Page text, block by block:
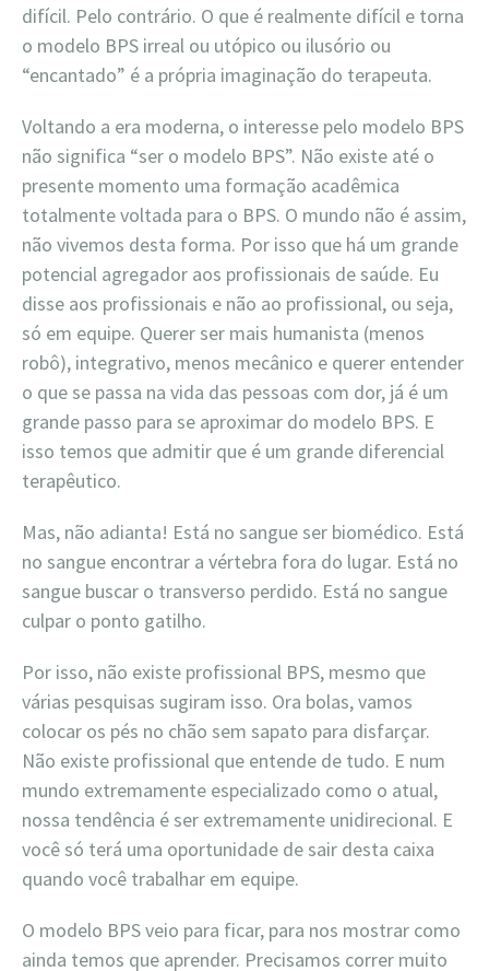
difícil. Pelo contrário. O que é realmente difícil e torna
o modelo BPS irreal ou utópico ou ilusório ou
“encantado” é a própria imaginação do terapeuta.
Voltando a era moderna, o interesse pelo modelo BPS
não significa “ser o modelo BPS”. Não existe até o
presente momento uma formação acadêmica
totalmente voltada para o BPS. O mundo não é assim,
não vivemos desta forma. Por isso que há um grande
potencial agregador aos profissionais de saúde. Eu
disse aos profissionais e não ao profissional, ou seja,
só em equipe. Querer ser mais humanista (menos
robô), integrativo, menos mecânico e querer entender
o que se passa na vida das pessoas com dor, já é um
grande passo para se aproximar do modelo BPS. E
isso temos que admitir que é um grande diferencial
terapêutico.
Mas, não adianta! Está no sangue ser biomédico. Está
no sangue encontrar a vértebra fora do lugar. Está no
sangue buscar o transverso perdido. Está no sangue
culpar o ponto gatilho.
Por isso, não existe profissional BPS, mesmo que
várias pesquisas sugiram isso. Ora bolas, vamos
colocar os pés no chão sem sapato para disfarçar.
Não existe profissional que entende de tudo. E num
mundo extremamente especializado como o atual,
nossa tendência é ser extremamente unidirecional. E
você só terá uma oportunidade de sair desta caixa
quando você trabalhar em equipe.
O modelo BPS veio para ficar, para nos mostrar como
ainda temos que aprender. Precisamos correr muito